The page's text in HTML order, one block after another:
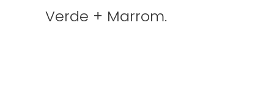
Verde + Marrom.